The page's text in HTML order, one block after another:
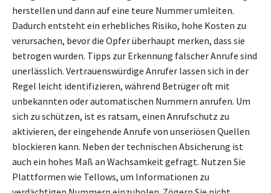
herstellen und dann auf eine teure Nummer umleiten.
Dadurch entsteht ein erhebliches Risiko, hohe Kosten zu
verursachen, bevor die Opfer überhaupt merken, dass sie
betrogen wurden. Tipps zur Erkennung falscher Anrufe sind
unerlässlich. Vertrauenswürdige Anrufer lassen sich in der
Regel leicht identifizieren, während Betrüger oft mit
unbekannten oder automatischen Nummern anrufen. Um
sich zu schützen, ist es ratsam, einen Anrufschutz zu
aktivieren, der eingehende Anrufe von unseriösen Quellen
blockieren kann. Neben der technischen Absicherung ist
auch ein hohes Maß an Wachsamkeit gefragt. Nutzen Sie
Plattformen wie Tellows, um Informationen zu